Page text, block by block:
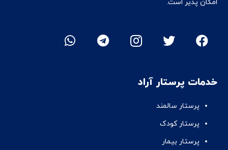
امکان پذیر است.
خدمات پرستار آراد
پرستار سالمند
پرستار کودک
پرستار بیمار